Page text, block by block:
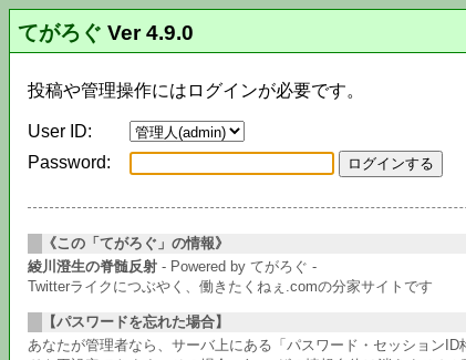
てがろぐ Ver 4.9.0
投稿や管理操作にはログインが必要です。
User ID:
Password:
《この「てがろぐ」の情報》
綾川澄生の脊髄反射 - Powered by てがろぐ -
Twitterライクにつぶやく、働きたくねぇ.comの分家サイトです
【パスワードを忘れた場合】
あなたが管理者なら、サーバ上にある「パスワード・セッション